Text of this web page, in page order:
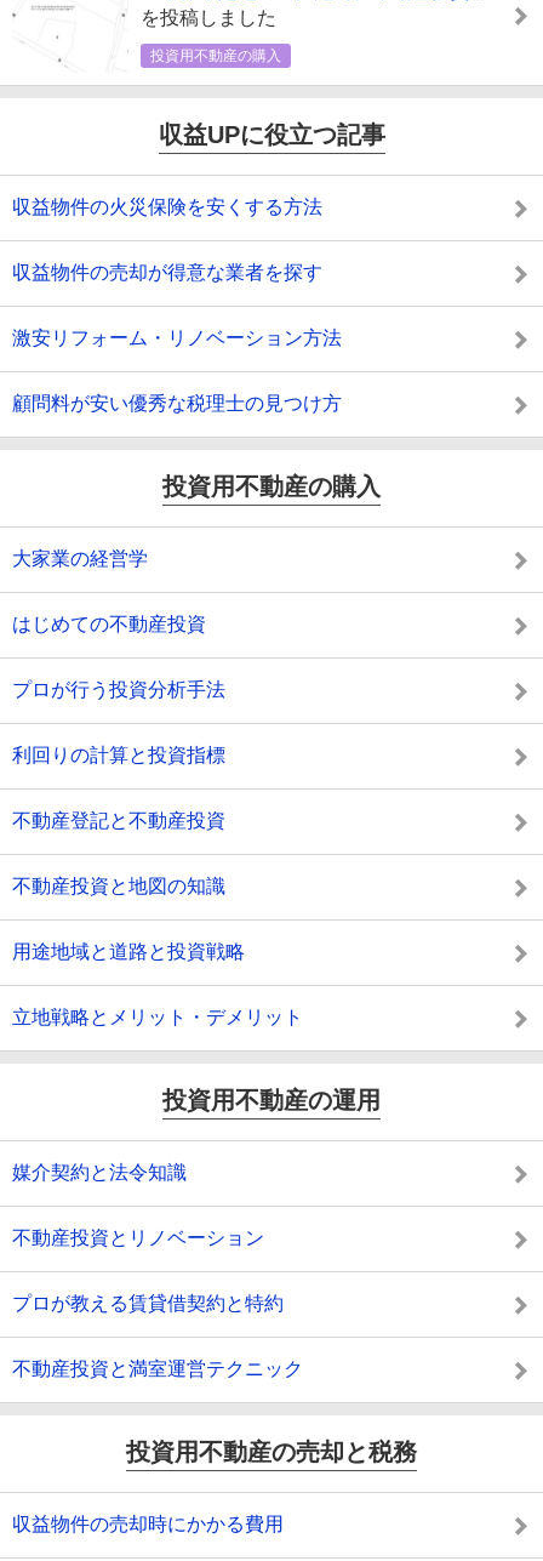
を投稿しました
投資用不動産の購入
収益UPに役立つ記事
収益物件の火災保険を安くする方法
収益物件の売却が得意な業者を探す
激安リフォーム・リノベーション方法
顧問料が安い優秀な税理士の見つけ方
投資用不動産の購入
大家業の経営学
はじめての不動産投資
プロが行う投資分析手法
利回りの計算と投資指標
不動産登記と不動産投資
不動産投資と地図の知識
用途地域と道路と投資戦略
立地戦略とメリット・デメリット
投資用不動産の運用
媒介契約と法令知識
不動産投資とリノベーション
プロが教える賃貸借契約と特約
不動産投資と満室運営テクニック
投資用不動産の売却と税務
収益物件の売却時にかかる費用